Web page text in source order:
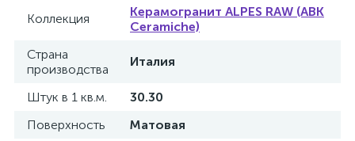
Коллекция
Керамогранит ALPES RAW (ABK
Ceramiche)
Страна
производства
Италия
Штук в 1 кв.м.
30.30
Поверхность
Матовая